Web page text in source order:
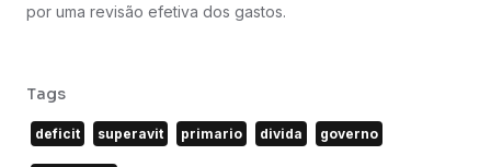
por uma revisão efetiva dos gastos.
Tags
deficit superavit primario divida governo